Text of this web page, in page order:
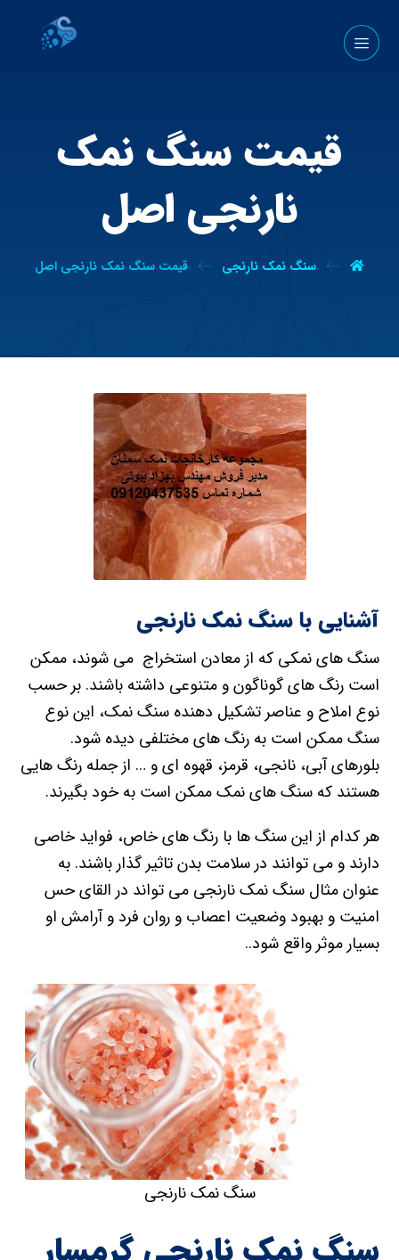
قیمت سنگ نمک
نارنجی اصل
سنگ نمک نارنجی قیمت سنگ نمک نارنجی اصل
آشنایی با سنگ نمک نارنجی
سنگ های نمکی که از معادن استخراج می شوند، ممکن
است رنگ های گوناگون و متنوعی داشته باشند. بر حسب
نوع املاح و عناصر تشکیل دهنده سنگ نمک، این نوع
سنگ ممکن است به رنگ های مختلفی دیده شود.
بلورهای آبی، نانجی، قرمز، قهوه ای و … از جمله رنگ هایی
هستند که سنگ های نمک ممکن است به خود بگیرند.
هر کدام از این سنگ ها با رنگ های خاص، فواید خاصی
دارند و می توانند در سلامت بدن تاثیر گذار باشند. به
عنوان مثال سنگ نمک نارنجی می تواند در القای حس
امنیت و بهبود وضعیت اعصاب و روان فرد و آرامش او
بسیار موثر واقع شود..
سنگ نمک نارنجی